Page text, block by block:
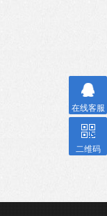
在线客服
二维码